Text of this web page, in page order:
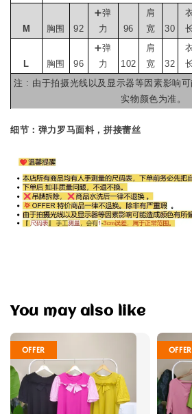
M 胸围 92
➕弹
力
96
肩
宽
30
L 胸围 96
➕弹
力
102
肩
宽
32
注 : 由于拍摄光线以及显示器等因素影响
实物颜色为准。
细节：弹力罗马面料，拼接蕾丝
You may also like
OFFER OFFER